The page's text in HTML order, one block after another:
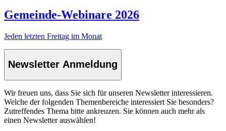
Gemeinde-Webinare 2026
Jeden letzten Freitag im Monat
Newsletter Anmeldung
Wir freuen uns, dass Sie sich für unseren Newsletter interessieren.
Welche der folgenden Themenbereiche interessiert Sie besonders?
Zutreffendes Thema bitte ankreuzen. Sie können auch mehr als
einen Newsletter auswählen!